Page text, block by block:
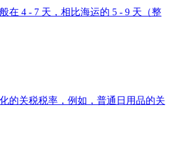
在 4 - 7 天，相比海运的 5 - 9 天（整
的关税税率，例如，普通日用品的关